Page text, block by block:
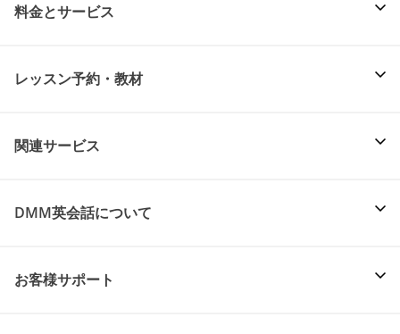
料金とサービス
レッスン予約・教材
関連サービス
DMM英会話について
お客様サポート